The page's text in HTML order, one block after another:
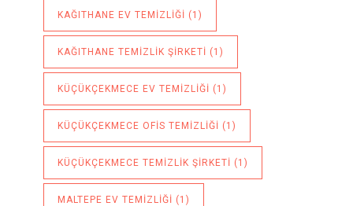
KAĞITHANE EV TEMIZLIĞI (1)
KAĞITHANE TEMIZLIK ŞIRKETI (1)
KÜÇÜKÇEKMECE EV TEMIZLIĞI (1)
KÜÇÜKÇEKMECE OFIS TEMIZLIĞI (1)
KÜÇÜKÇEKMECE TEMIZLIK ŞIRKETI (1)
MALTEPE EV TEMIZLIĞI (1)